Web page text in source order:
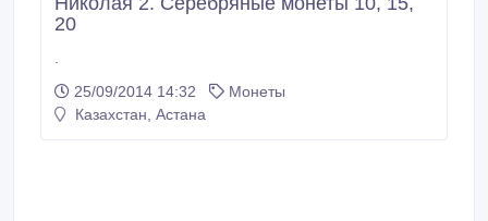
20
25/09/2014 14:32
Монеты
Казахстан, Астана